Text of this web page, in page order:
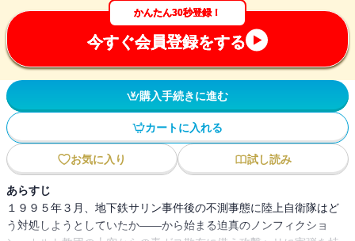
かんたん30秒登録！
今すぐ会員登録をする
購入手続きに進む
カートに入れる
お気に入り 試し読み
あらすじ
１９９５年３月、地下鉄サリン事件後の不測事態に陸上自衛隊はど
う対処しようとしていたか――から始まる迫真のノンフィクショ